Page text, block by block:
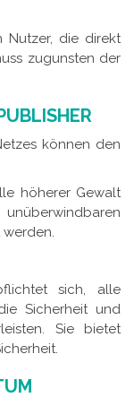
Nutzer, die direkt
zugunsten der
können den
höherer Gewalt
sich, alle
Sicherheit und
Sie bietet